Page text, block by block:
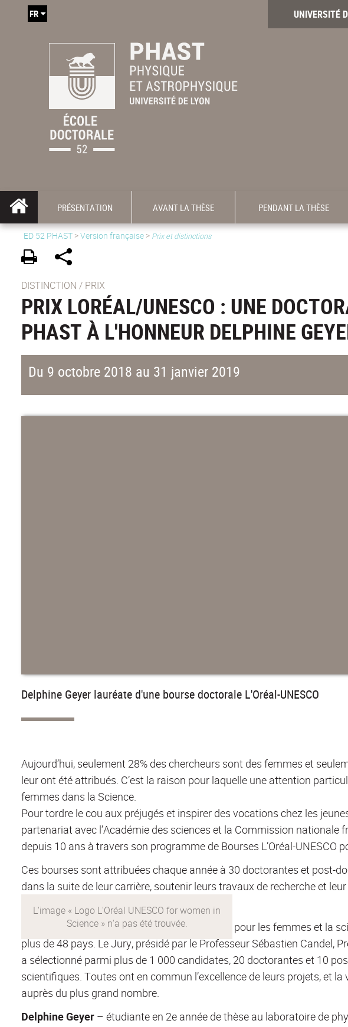
UNIVERSITÉ
FR
PRÉSENTATION AVANT LA THÈSE PENDANT LA THÈSE
ED 52 PHAST >Version française > Prix et distinctions
DISTINCTION / PRIX
PRIX LORÉAL/UNESCO : UNE
PHAST À L'HONNEUR DELPHINE
Du 9 octobre 2018 au 31 janvier 2019
Delphine Geyer lauréate d'une bourse doctorale L'Oréal-UNESCO
Aujourd’hui, seulement 28% des chercheurs sont des femmes et
leur ont été attribués. C’est la raison pour laquelle une attention
femmes dans la Science.
Pour tordre le cou aux préjugés et inspirer des vocations chez les
partenariat avec l’Académie des sciences et la Commission nationale
depuis 10 ans à travers son programme de Bourses L’Oréal-UNESCO
Description
Ces bourses sont attribuées chaque année à 30 doctorantes et post-
dans la suite de leur carrière, soutenir leurs travaux de recherche et
Le programme internationalL’Oréal-UNESCO
pour les femmes et la
plus de 48 pays. Le Jury, présidé par le Professeur Sébastien Candel,
a sélectionné parmi plus de 1 000 candidates, 20 doctorantes et 10
scientifiques. Toutes ont en commun l’excellence de leurs projets, et
auprès du plus grand nombre.
Delphine Geyer – étudiante en 2e année de thèse au laboratoire de